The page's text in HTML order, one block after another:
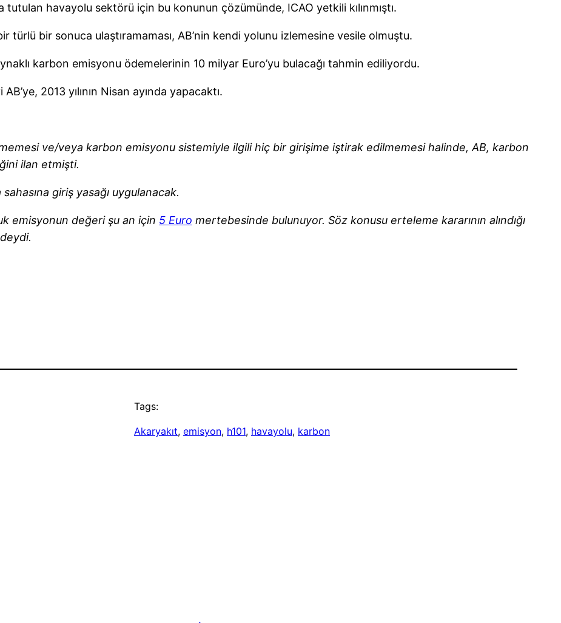
havayolu sektörü için bu konunun çözümünde, ICAO yetkili kılınmıştı.
türlü bir sonuca ulaştıramaması, AB’nin kendi yolunu izlemesine vesile olmuştu.
karbon emisyonu ödemelerinin 10 milyar Euro’yu bulacağı tahmin ediliyordu.
2013 yılının Nisan ayında yapacaktı.
ve/veya karbon emisyonu sistemiyle ilgili hiç bir girişime iştirak edilmemesi halinde, AB, karbon
ilan etmişti.
giriş yasağı uygulanacak.
emisyonun değeri şu an için 5 Euro mertebesinde bulunuyor. Söz konusu erteleme kararının alındığı
Tags:
Akaryakıt, emisyon, h101, havayolu, karbon